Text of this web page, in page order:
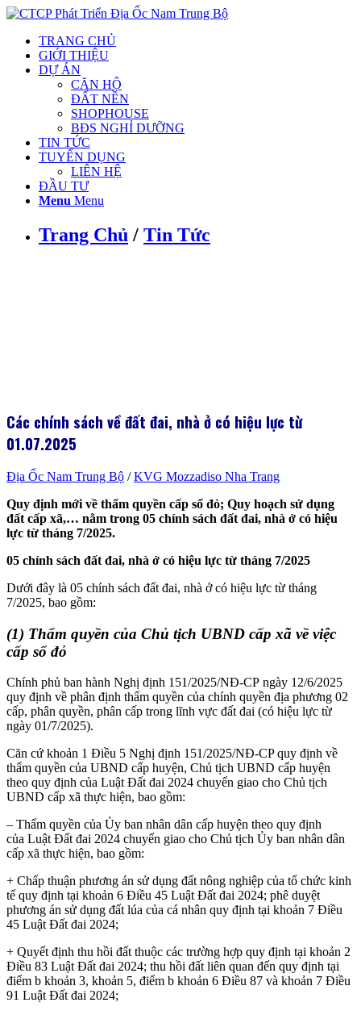
TRANG CHỦ
GIỚI THIỆU
DỰ ÁN
CĂN HỘ
ĐẤT NỀN
SHOPHOUSE
BĐS NGHỈ DƯỠNG
TIN TỨC
TUYỂN DỤNG
LIÊN HỆ
ĐẦU TƯ
Menu Menu
Trang Chủ / Tin Tức
Các chính sách về đất đai, nhà ở có hiệu lực từ
01.07.2025
Địa Ốc Nam Trung Bộ /KVG Mozzadiso Nha Trang
Quy định mới về thẩm quyền cấp sổ đỏ; Quy hoạch sử dụng
đất cấp xã,… nằm trong 05 chính sách đất đai, nhà ở có hiệu
lực từ tháng 7/2025.
05 chính sách đất đai, nhà ở có hiệu lực từ tháng 7/2025
Dưới đây là 05 chính sách đất đai, nhà ở có hiệu lực từ tháng
7/2025, bao gồm:
(1) Thẩm quyền của Chủ tịch UBND cấp xã về việc
cấp sổ đỏ
Chính phủ ban hành Nghị định 151/2025/NĐ-CP ngày 12/6/2025
quy định về phân định thẩm quyền của chính quyền địa phương 02
cấp, phân quyền, phân cấp trong lĩnh vực đất đai (có hiệu lực từ
ngày 01/7/2025).
Căn cứ khoản 1 Điều 5 Nghị định 151/2025/NĐ-CP quy định về
thẩm quyền của UBND cấp huyện, Chủ tịch UBND cấp huyện
theo quy định của Luật Đất đai 2024 chuyển giao cho Chủ tịch
UBND cấp xã thực hiện, bao gồm:
– Thẩm quyền của Ủy ban nhân dân cấp huyện theo quy định
của Luật Đất đai 2024 chuyển giao cho Chủ tịch Ủy ban nhân dân
cấp xã thực hiện, bao gồm:
+ Chấp thuận phương án sử dụng đất nông nghiệp của tổ chức kinh
tế quy định tại khoản 6 Điều 45 Luật Đất đai 2024; phê duyệt
phương án sử dụng đất lúa của cá nhân quy định tại khoản 7 Điều
45 Luật Đất đai 2024;
+ Quyết định thu hồi đất thuộc các trường hợp quy định tại khoản 2
Điều 83 Luật Đất đai 2024; thu hồi đất liên quan đến quy định tại
điểm b khoản 3, khoản 5, điểm b khoản 6 Điều 87 và khoản 7 Điều
91 Luật Đất đai 2024;